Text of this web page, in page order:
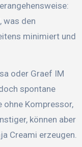
was den
minimiert und
oder Graef IM
spontane
ohne Kompressor,
können aber
Creami erzeugen.